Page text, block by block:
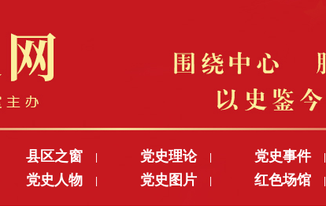
县区之窗 党史理论 党史事件
党史人物 党史图片 红色场馆